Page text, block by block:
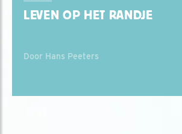
LEVEN OP HET RANDJE
Door Hans Peeters